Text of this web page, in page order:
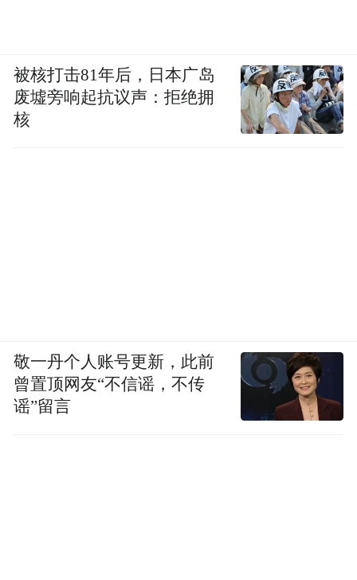
被核打击81年后，日本广岛
废墟旁响起抗议声：拒绝拥
核
敬一丹个人账号更新，此前
曾置顶网友“不信谣，不传
谣”留言